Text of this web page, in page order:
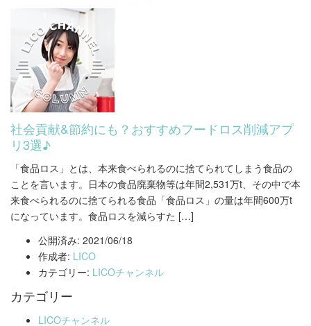
社会貢献&節約にも？おすすめフードロス削減アプ
リ3選♪
「食品ロス」とは、本来食べられるのに捨てられてしまう食品の
ことを言います。日本の食品廃棄物等は年間2,531万t、その中で本
来食べられるのに捨てられる食品「食品ロス」の量は年間600万t
になっています。食品ロスを減らすた […]
公開済み: 2021/06/18
作成者: LICO
カテゴリー: LICOチャンネル
カテゴリー
LICOチャンネル